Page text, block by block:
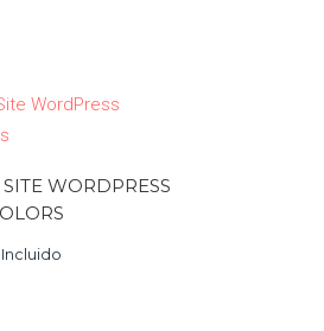
WORDPRESS
Incluido